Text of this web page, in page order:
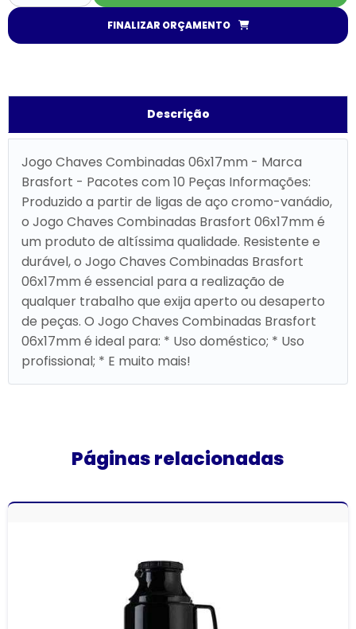
FINALIZAR ORÇAMENTO
Descrição
Jogo Chaves Combinadas 06x17mm - Marca
Brasfort - Pacotes com 10 Peças Informações:
Produzido a partir de ligas de aço cromo-vanádio,
o Jogo Chaves Combinadas Brasfort 06x17mm é
um produto de altíssima qualidade. Resistente e
durável, o Jogo Chaves Combinadas Brasfort
06x17mm é essencial para a realização de
qualquer trabalho que exija aperto ou desaperto
de peças. O Jogo Chaves Combinadas Brasfort
06x17mm é ideal para: * Uso doméstico; * Uso
profissional; * E muito mais!
Páginas relacionadas